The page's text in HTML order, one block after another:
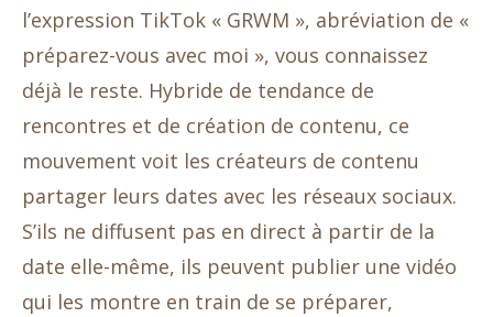
l’expression TikTok « GRWM », abréviation de «
préparez-vous avec moi », vous connaissez
déjà le reste. Hybride de tendance de
rencontres et de création de contenu, ce
mouvement voit les créateurs de contenu
partager leurs dates avec les réseaux sociaux.
S’ils ne diffusent pas en direct à partir de la
date elle-même, ils peuvent publier une vidéo
qui les montre en train de se préparer,